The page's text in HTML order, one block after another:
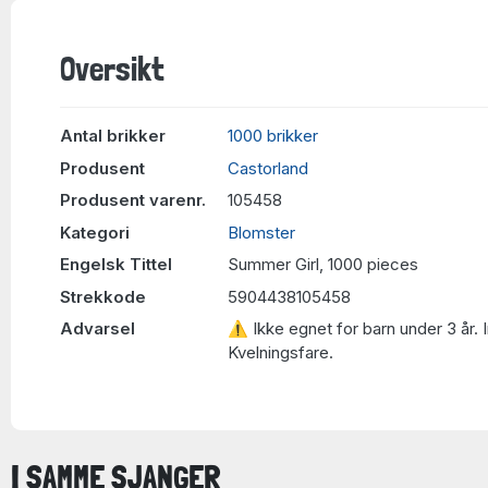
Oversikt
Antal brikker
1000 brikker
Produsent
Castorland
Produsent varenr.
105458
Kategori
Blomster
Engelsk Tittel
Summer Girl, 1000 pieces
Strekkode
5904438105458
Advarsel
⚠ Ikke egnet for barn under 3 år.
Kvelningsfare.
I SAMME SJANGER